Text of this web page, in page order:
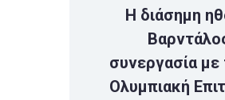
H διάσημη
συνεργασία με
Ολυμπιακή